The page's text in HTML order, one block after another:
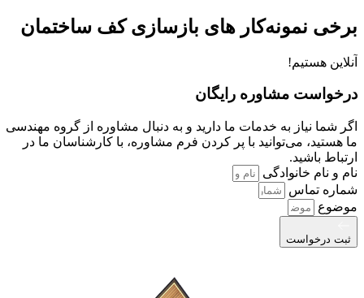
برخی نمونه‌‌کار های بازسازی کف ساختمان
آنلاین هستیم!
درخواست مشاوره رایگان
اگر شما نیاز به خدمات ما دارید و به دنبال مشاوره از گروه مهندسی
ما هستید، می‌توانید با پر کردن فرم مشاوره، با کارشناسان ما در
ارتباط باشید.
نام و نام خانوادگی
شماره تماس
موضوع
ثبت درخواست